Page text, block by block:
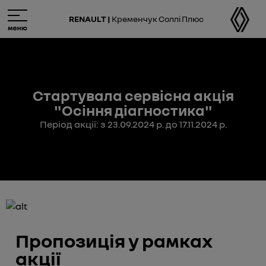
to
main
RENAULT | Кременчук Соллі Плюс
Стартувала сервісна акція
"Осіння діагностика"
Період акції: з 23.09.2024 р. до 17.11.2024 р.
Пропозиція у рамках
акції